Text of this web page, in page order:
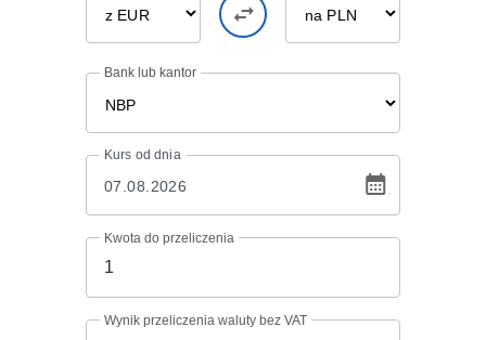
Bank lub kantor
Kurs od dnia
Kwota do przeliczenia
Wynik przeliczenia waluty bez VAT